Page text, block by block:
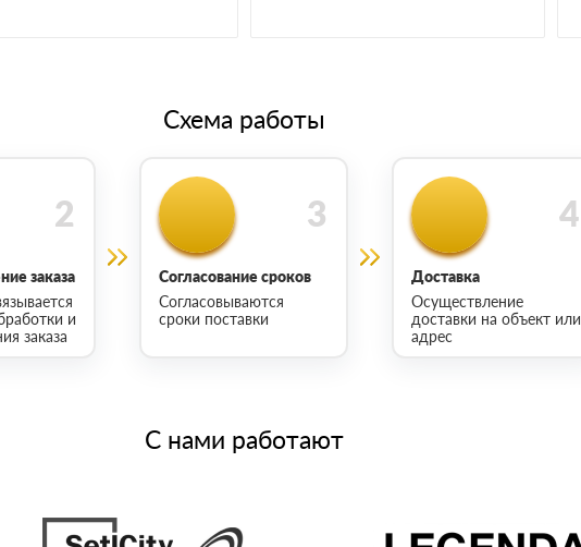
Схема работы
заказа
и
заказа
Согласование сроков
Согласовываются
сроки поставки
Доставка
Осуществление
доставки на объект или
адрес
С нами работают